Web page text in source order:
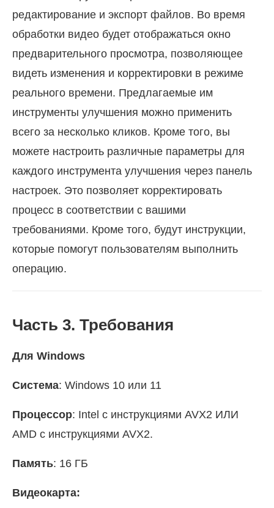
редактирование и экспорт файлов. Во время
обработки видео будет отображаться окно
предварительного просмотра, позволяющее
видеть изменения и корректировки в режиме
реального времени. Предлагаемые им
инструменты улучшения можно применить
всего за несколько кликов. Кроме того, вы
можете настроить различные параметры для
каждого инструмента улучшения через панель
настроек. Это позволяет корректировать
процесс в соответствии с вашими
требованиями. Кроме того, будут инструкции,
которые помогут пользователям выполнить
операцию.
Часть 3. Требования
Для Windows
Система: Windows 10 или 11
Процессор: Intel с инструкциями AVX2 ИЛИ
AMD с инструкциями AVX2.
Память: 16 ГБ
Видеокарта: